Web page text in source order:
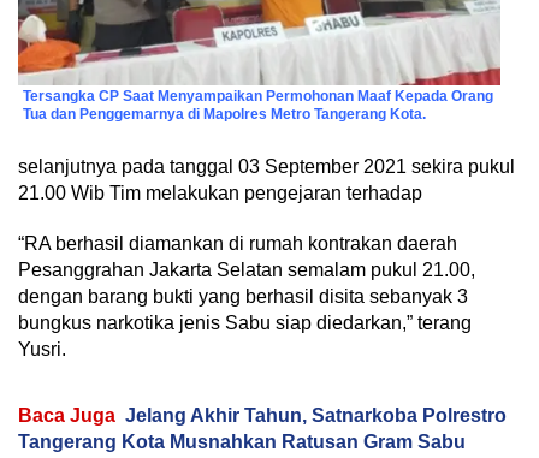
Tersangka CP Saat Menyampaikan Permohonan Maaf Kepada Orang
Tua dan Penggemarnya di Mapolres Metro Tangerang Kota.
selanjutnya pada tanggal 03 September 2021 sekira pukul
21.00 Wib Tim melakukan pengejaran terhadap
“RA berhasil diamankan di rumah kontrakan daerah
Pesanggrahan Jakarta Selatan semalam pukul 21.00,
dengan barang bukti yang berhasil disita sebanyak 3
bungkus narkotika jenis Sabu siap diedarkan,” terang
Yusri.
Baca Juga Jelang Akhir Tahun, Satnarkoba Polrestro
Tangerang Kota Musnahkan Ratusan Gram Sabu